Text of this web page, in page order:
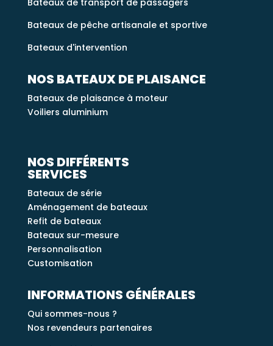
Bateaux de transport de passagers
Bateaux de pêche artisanale et sportive
Bateaux d'intervention
NOS BATEAUX DE PLAISANCE
Bateaux de plaisance à moteur
Voiliers aluminium
NOS DIFFÉRENTS
SERVICES
Bateaux de série
Aménagement de bateaux
Refit de bateaux
Bateaux sur-mesure
Personnalisation
Customisation
INFORMATIONS GÉNÉRALES
Qui sommes-nous ?
Nos revendeurs partenaires